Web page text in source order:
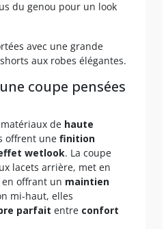
du genou pour un look
avec une grande
aux robes élégantes.
coupe pensées
de haute
offrent une finition
wetlook. La coupe
lacets arrière, met en
offrant un maintien
mi-haut, elles
parfait entre confort